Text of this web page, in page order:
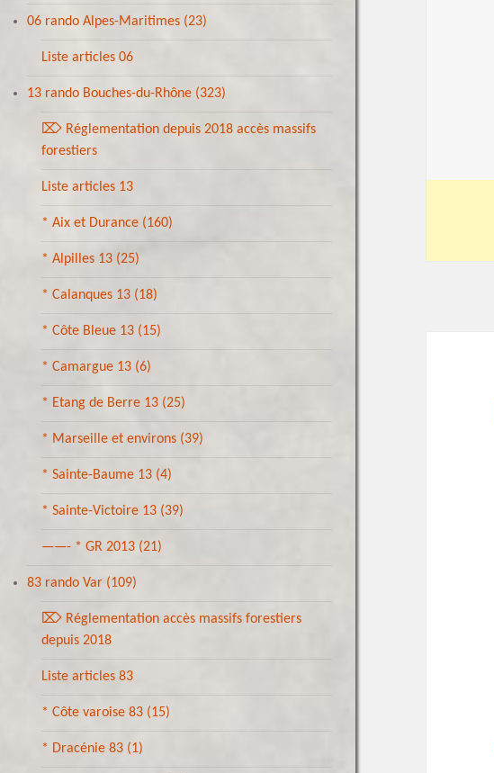
06 rando Alpes-Maritimes (23)
Liste articles 06
13 rando Bouches-du-Rhône (323)
⌦ Réglementation depuis 2018 accès massifs
forestiers
Liste articles 13
* Aix et Durance (160)
* Alpilles 13 (25)
* Calanques 13 (18)
* Côte Bleue 13 (15)
* Camargue 13 (6)
* Etang de Berre 13 (25)
* Marseille et environs (39)
* Sainte-Baume 13 (4)
* Sainte-Victoire 13 (39)
——- * GR 2013 (21)
83 rando Var (109)
⌦ Réglementation accès massifs forestiers
depuis 2018
Liste articles 83
* Côte varoise 83 (15)
* Dracénie 83 (1)